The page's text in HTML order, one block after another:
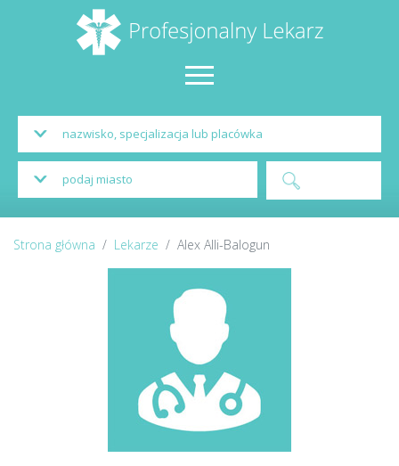
Strona główna Lekarze Alex Alli-Balogun